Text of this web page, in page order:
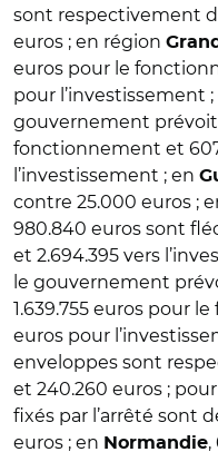
sont respectivement
euros ; en région
euros pour le
pour l’investissement ;
gouvernement prévoit
fonctionnement et
l’investissement ; en
contre 25.000 euros ;
980.840 euros sont
et 2.694.395 vers
le gouvernement
1.639.755 euros pour
euros pour
enveloppes sont
et 240.260 euros ; pour
fixés par l’arrêté sont
euros ; en Normandie,